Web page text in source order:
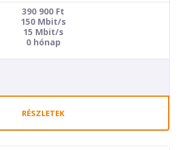
390 900 Ft
150 Mbit/s
15 Mbit/s
0 hónap
RÉSZLETEK